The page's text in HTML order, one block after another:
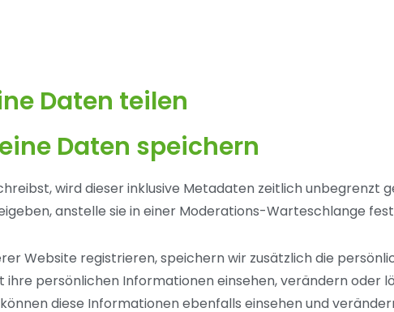
Daten teilen
Daten speichern
wird dieser inklusive Metadaten zeitlich unbegrenzt
anstelle sie in einer Moderations-Warteschlange
Website registrieren, speichern wir zusätzlich die
ihre persönlichen Informationen einsehen, verändern
diese Informationen ebenfalls einsehen und